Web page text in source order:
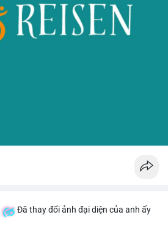
Đã thay đổi ảnh đại diện của anh ấy